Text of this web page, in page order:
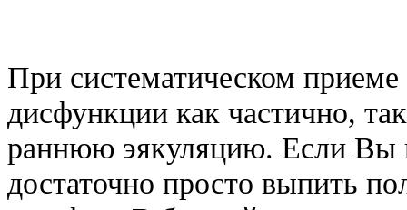
При систематическом приеме
дисфункции как частично,
раннюю эякуляцию. Если Вы
достаточно просто выпить